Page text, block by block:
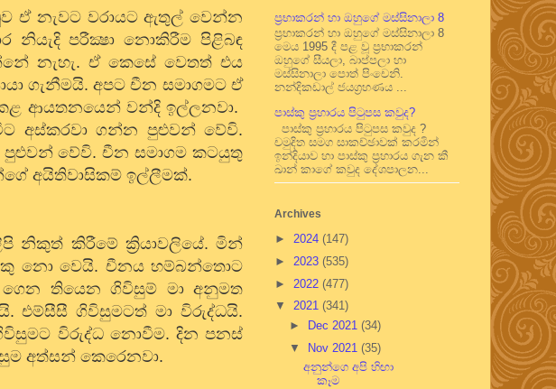
ඒ නැවට වරායට ඇතුල් වෙන්න
පරීක්‍ෂා නොකිරීම පිළිබඳ
නැහැ. ඒ කෙසේ වෙතත් එය
ගැනීමයි. අපට චීන සමාගමට ඒ
කළ ආයතනයෙන් වන්දි ඉල්ලනවා.
අස්කරවා ගන්න පුළුවන් වේවි.
වේවි. චීන සමාගම කටයුතු
අයිතිවාසිකම් ඉල්ලීමක්.
නිකුත් කිරීමේ ක්‍රියාවලියේ. මින්
නො වෙයි. චීනය හම්බන්තොට
තියෙන ගිවිසුම් මා අනුමත
එම්සීසී ගිවිසුමටත් මා විරුද්ධයි.
විරුද්ධ නොවීම. දින පනස්
අත්සන් කෙරෙනවා.
ප්‍රභාකරන් හා ඔහුගේ මස්සිනාලා 8
ප්‍රභාකරන් හා ඔහුගේ මස්සිනාලා 8
මෙය 1995 දී පළ වූ ප්‍රභාකරන්
ඔහුගේ සීයලා, බාප්පලා හා
මස්සිනාලා පොත් පිංචෙනි.
නන්දිකඩාල් ජයග්‍රහණය ...
පාස්කු ප්‍රහාරය පිටුපස කවුද?
පාස්කු ප්‍රහාරය පිටුපස කවුද ?
චමුදිත සමග සාකච්ඡාවක් කරමින්
ඉන්දියාව හා පාස්කු ප්‍රහාරය ගැන කී
ඛාන් කාගේ කවුද දේශපාලන...
Archives
► 2024 (147)
► 2023 (535)
► 2022 (477)
▼ 2021 (341)
►
Dec 2021 (34)
▼ Nov 2021 (35)
අනුන්ගෙ අපි හිඟා
කෑම